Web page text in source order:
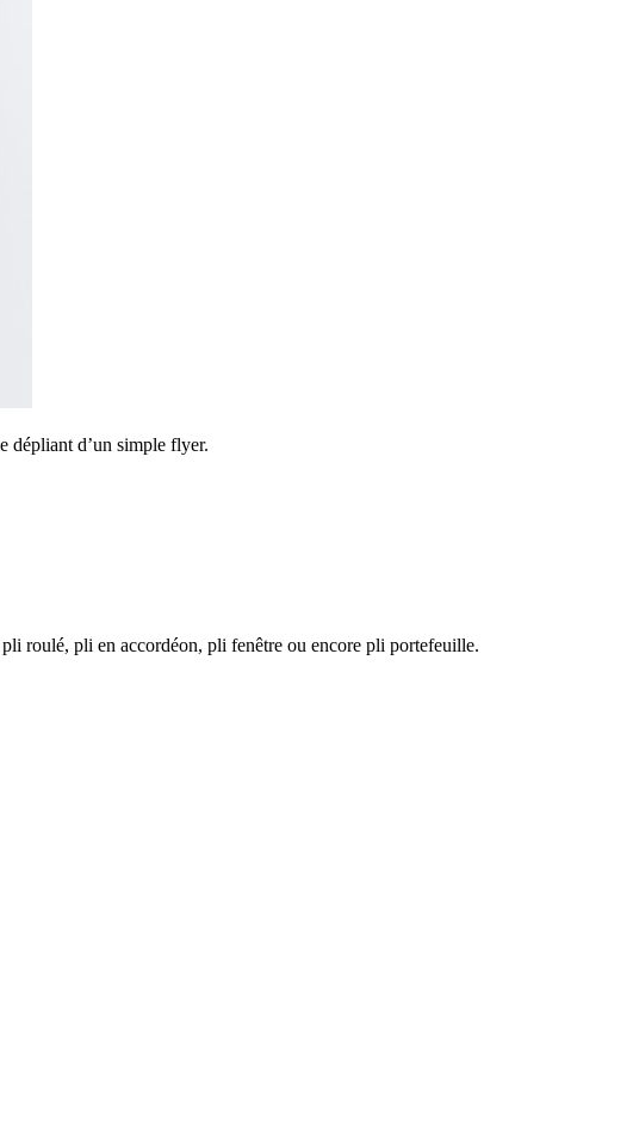
dépliant d’un simple flyer.
roulé, pli en accordéon, pli fenêtre ou encore pli portefeuille.